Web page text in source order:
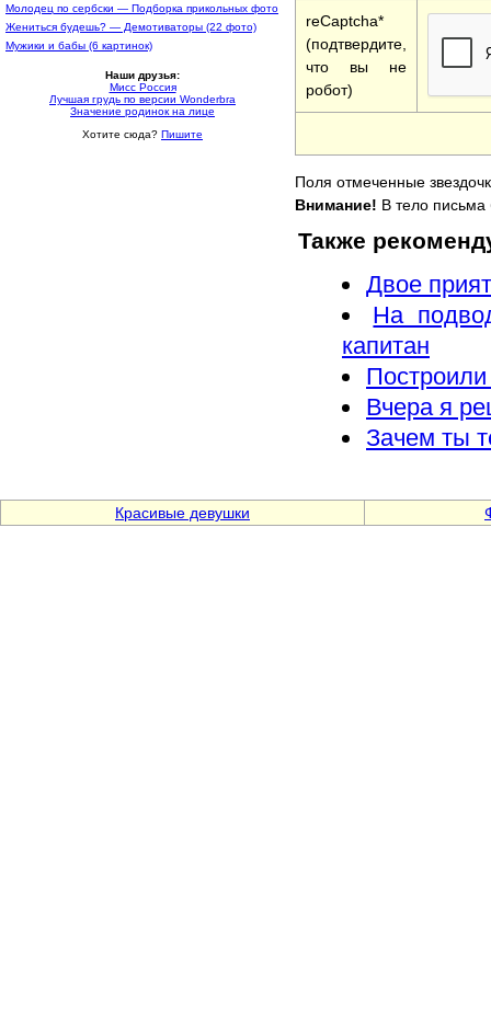
Молодец по сербски — Подборка прикольных фото
Жениться будешь? — Демотиваторы (22 фото)
Мужики и бабы (6 картинок)
Наши друзья:
Мисс Россия
Лучшая грудь по версии Wonderbra
Значение родинок на лице
Хотите сюда? Пишите
reCaptcha*
(подтвердите,
что вы не
робот)
Поля отмеченные
Внимание! В тело письма
Также
Двое
На
капитан
Вчера я
Зачем ты
Красивые девушки